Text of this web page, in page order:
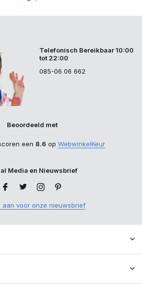
Telefonisch Bereikbaar 10:00
tot 22:00
085-06 06 662
Beoordeeld met
een 8.6 op WebwinkelKeur
Media en Nieuwsbrief
aan voor onze nieuwsbrief